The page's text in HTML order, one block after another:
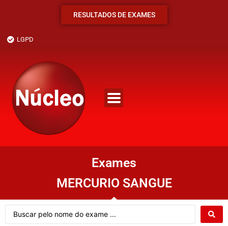
RESULTADOS DE EXAMES
LGPD
Exames
MERCURIO SANGUE